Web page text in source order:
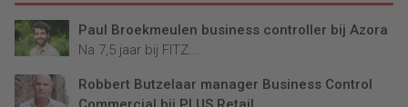
Paul Broekmeulen business controller bij Azora
Na 7,5 jaar bij FITZ...
Robbert Butzelaar manager Business Control